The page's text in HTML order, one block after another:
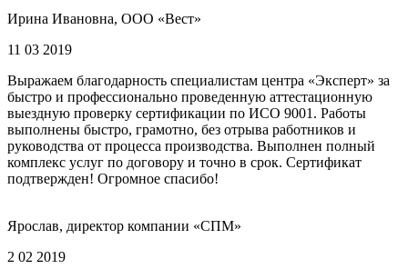
Ирина Ивановна, ООО «Вест»
11 03 2019
Выражаем благодарность специалистам центра «Эксперт» за
быстро и профессионально проведенную аттестационную
выездную проверку сертификации по ИСО 9001. Работы
выполнены быстро, грамотно, без отрыва работников и
руководства от процесса производства. Выполнен полный
комплекс услуг по договору и точно в срок. Сертификат
подтвержден! Огромное спасибо!
Ярослав, директор компании «СПМ»
2 02 2019